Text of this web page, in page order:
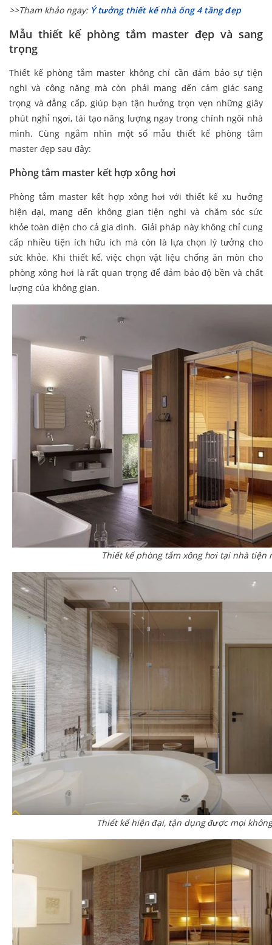
>>Tham khảo ngay: Ý tưởng thiết kế nhà ống 4 tầng đẹp
Mẫu thiết kế phòng tắm master đẹp và sang
trọng
Thiết kế phòng tắm master không chỉ cần đảm bảo sự tiện
nghi và công năng mà còn phải mang đến cảm giác sang
trọng và đẳng cấp, giúp bạn tận hưởng trọn vẹn những giây
phút nghỉ ngơi, tái tạo năng lượng ngay trong chính ngôi nhà
mình. Cùng ngắm nhìn một số mẫu thiết kế phòng tắm
master đẹp sau đây:
Phòng tắm master kết hợp xông hơi
Phòng tắm master kết hợp xông hơi với thiết kế xu hướng
hiện đại, mang đến không gian tiện nghi và chăm sóc sức
khỏe toàn diện cho cả gia đình. Giải pháp này không chỉ cung
cấp nhiều tiện ích hữu ích mà còn là lựa chọn lý tưởng cho
sức khỏe. Khi thiết kế, việc chọn vật liệu chống ăn mòn cho
phòng xông hơi là rất quan trọng để đảm bảo độ bền và chất
lượng của không gian.
Thiết kế phòng tắm xông hơi tại nhà tiện
Thiết kế hiện đại, tận dụng được mọi